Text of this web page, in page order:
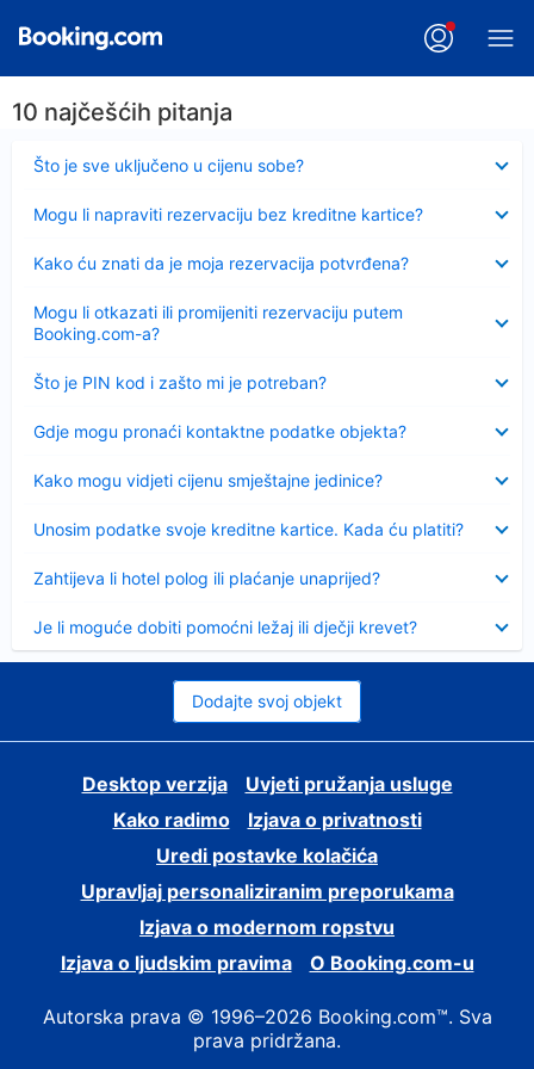
10 najčešćih pitanja
Što je sve uključeno u cijenu sobe?
Sažeto
Mogu li napraviti rezervaciju bez kreditne kartice?
Kako ću znati da je moja rezervacija potvrđena?
Mogu li otkazati ili promijeniti rezervaciju putem
Booking.com-a?
Što je PIN kod i zašto mi je potreban?
Sažeto
Gdje mogu pronaći kontaktne podatke objekta?
Kako mogu vidjeti cijenu smještajne jedinice?
Unosim podatke svoje kreditne kartice. Kada ću platiti?
Zahtijeva li hotel polog ili plaćanje unaprijed?
Je li moguće dobiti pomoćni ležaj ili dječji krevet?
Dodajte svoj objekt
Desktop verzija
Uvjeti pružanja usluge
Kako radimo
Izjava o privatnosti
Uredi postavke kolačića
Upravljaj personaliziranim preporukama
Izjava o modernom ropstvu
Izjava o ljudskim pravima
O Booking.com-u
Autorska prava © 1996–2026 Booking.com™. Sva
prava pridržana.